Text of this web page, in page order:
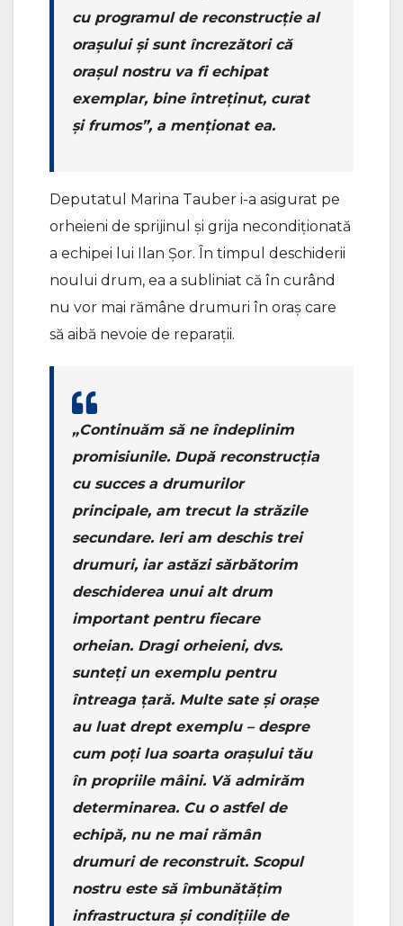
cu programul de reconstrucție al
orașului și sunt încrezători că
orașul nostru va fi echipat
exemplar, bine întreținut, curat
și frumos”, a menționat ea.
Deputatul Marina Tauber i-a asigurat pe
orheieni de sprijinul și grija necondiționată
a echipei lui Ilan Șor. În timpul deschiderii
noului drum, ea a subliniat că în curând
nu vor mai rămâne drumuri în oraș care
să aibă nevoie de reparații.
„Continuăm să ne îndeplinim
promisiunile. După reconstrucția
cu succes a drumurilor
principale, am trecut la străzile
secundare. Ieri am deschis trei
drumuri, iar astăzi sărbătorim
deschiderea unui alt drum
important pentru fiecare
orheian. Dragi orheieni, dvs.
sunteți un exemplu pentru
întreaga țară. Multe sate și orașe
au luat drept exemplu – despre
cum poți lua soarta orașului tău
în propriile mâini. Vă admirăm
determinarea. Cu o astfel de
echipă, nu ne mai rămân
drumuri de reconstruit. Scopul
nostru este să îmbunătățim
infrastructura și condițiile de